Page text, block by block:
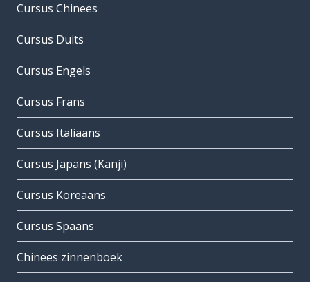
Cursus Chinees
Cursus Duits
Cursus Engels
Cursus Frans
Cursus Italiaans
Cursus Japans (Kanji)
Cursus Koreaans
Cursus Spaans
Chinees zinnenboek